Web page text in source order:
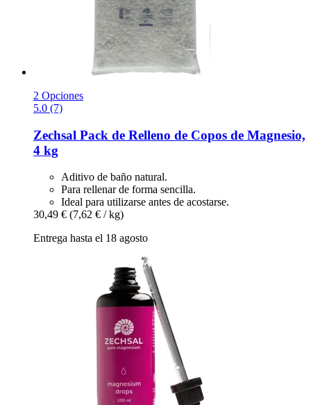
2 Opciones
5.0 (7)
Zechsal Pack de Relleno de Copos de Magnesio,
4 kg
Aditivo de baño natural.
Para rellenar de forma sencilla.
Ideal para utilizarse antes de acostarse.
30,49 € (7,62 € / kg)
Entrega hasta el 18 agosto